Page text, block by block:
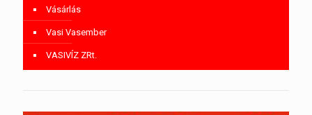
Vásárlás
Vasi Vasember
VASIVÍZ ZRt.